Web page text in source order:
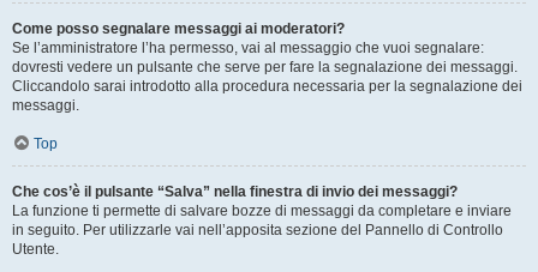
Come posso segnalare messaggi ai moderatori?
Se l’amministratore l’ha permesso, vai al messaggio che vuoi segnalare:
dovresti vedere un pulsante che serve per fare la segnalazione dei messaggi.
Cliccandolo sarai introdotto alla procedura necessaria per la segnalazione dei
messaggi.
Top
Che cos’è il pulsante “Salva” nella finestra di invio dei messaggi?
La funzione ti permette di salvare bozze di messaggi da completare e inviare
in seguito. Per utilizzarle vai nell’apposita sezione del Pannello di Controllo
Utente.